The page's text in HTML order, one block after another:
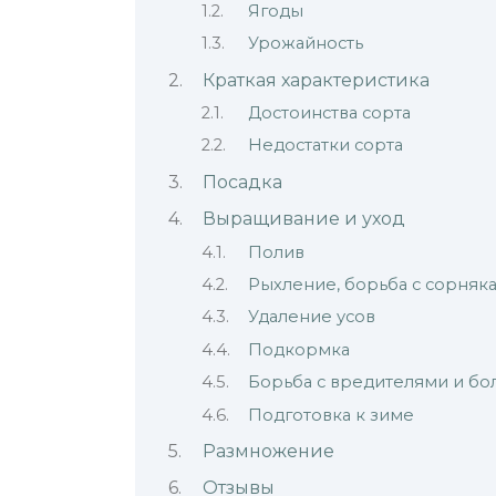
Ягоды
Урожайность
Краткая характеристика
Достоинства сорта
Недостатки сорта
Посадка
Выращивание и уход
Полив
Рыхление, борьба с
Удаление усов
Подкормка
Борьба с вредителями и
Подготовка к зиме
Размножение
Отзывы